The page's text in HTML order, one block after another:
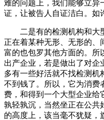
难的问题上，我们能够立异
证，让被告人自证洁白。如
二是有的检测机构和大
正在着某种无形、无形的、
富的也包罗其他方面的。所
出产企业，若是做出了对企
多有一些好活就不找检测机
不到钱了。所以，它为消费
费，和得到一个大型企业给
孰轻孰沉，当然坐正在公共
的高度上，该当毫不犹疑，